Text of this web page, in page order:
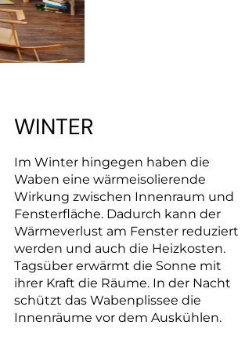
WINTER
Im Winter hingegen haben die
Waben eine wärmeisolierende
Wirkung zwischen Innenraum und
Fensterfläche. Dadurch kann der
Wärmeverlust am Fenster reduziert
werden und auch die Heizkosten.
Tagsüber erwärmt die Sonne mit
ihrer Kraft die Räume. In der Nacht
schützt das Wabenplissee die
Innenräume vor dem Auskühlen.